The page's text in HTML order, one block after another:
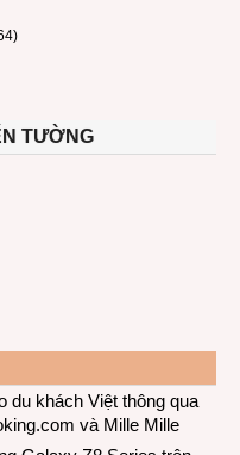
TƯỜNG
du khách Việt thông qua
và Mille Mille